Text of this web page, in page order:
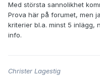
Med största sannolikhet
Prova här på forumet, men
kriterier bl.a. minst 5 inlägg,
info.
Christer Lagestig